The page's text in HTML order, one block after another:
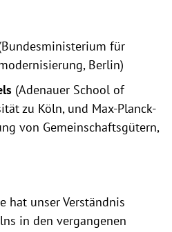
für
Berlin)
(Adenauer School of
zu Köln, und Max-Planck-
von Gemeinschaftsgütern,
hat unser Verständnis
in den vergangenen